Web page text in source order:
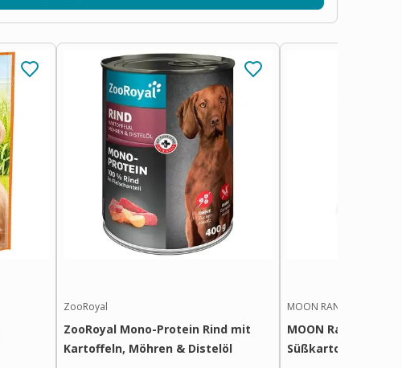
ZooRoyal
ZooRoyal Mono-Protein Rind mit
Kartoffeln, Möhren & Distelöl
MOON RANGER
MOON Ranger
Süßkartoffeln